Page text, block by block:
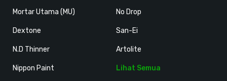
Mortar Utama (MU)
Dextone
N.D Thinner
Nippon Paint
No Drop
San-Ei
Artolite
Lihat Semua